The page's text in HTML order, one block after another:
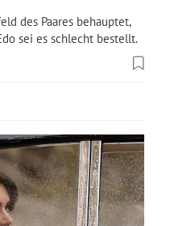
des Paares behauptet,
sei es schlecht bestellt.